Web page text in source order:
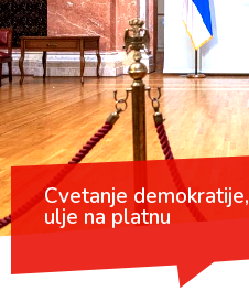
Cvetanje demokratije,
ulje na platnu